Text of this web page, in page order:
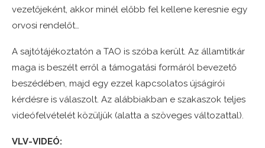
vezetőjeként, akkor minél előbb fel kellene keresnie egy
orvosi rendelőt…
A sajtótájékoztatón a TAO is szóba került. Az államtitkár
maga is beszélt erről a támogatási formáról bevezető
beszédében, majd egy ezzel kapcsolatos újságírói
kérdésre is válaszolt. Az alábbiakban e szakaszok teljes
videófelvételét közüljük (alatta a szöveges változattal).
VLV-VIDEÓ: